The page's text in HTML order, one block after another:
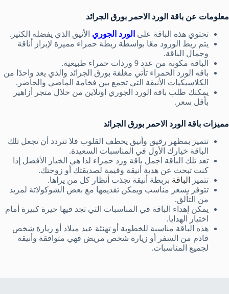
معلومات عن باقة الورد الاحمر بورق الجرائد
تحتوي هذه الباقة على الورد الجوري الأنيق الذي يفضله الكثير.
يتم ربط الورود معًا بواسطة ربطة حمراء مميزة لإبراز أناقة
وجمال الباقة.
الباقة مكونة من عدد 9 وردات حمراء طبيعية.
باقه الورد الحمراء تأتي مغلفة بورق الجرائد والذي يعد واحدًا من
الكلاسيكيات الأنيقة التي تجمع بين فخامة الماضي والحاضر.
يمكنك طلب باقة الورد الجوري اونلاين من خلال متجر أزاهير
بأقل سعر.
مميزات باقة الورد الاحمر بورق الجرائد
تتميز بمظهر رقيق وأنيق يخطف القلوب فلا تتردد أن تجعل تلك
الباقة خيارك الأول في المناسبات السعيدة.
تعد تلك الباقة اجمل باقة ورد حمراء لذا هي الخيار الأفضل إذا
كنت تبحث عن هدية أنيقة وقيمة لصديقتك أو زوجتك.
تتميز
الباقة بربطة أنيقة تجذب أنظار كل من يراها.
تتوفر بسعر مناسب ويمكن تقديمها مع بعض الشوكولاتة لمزيد
من التألق.
يمكن إهداء الباقة في المناسبات التي تجد فيها حيرة كبيرة أمام
اختيار الهدايا.
هذه الباقة مناسبة للخطوبة أو تهنئة عيد ميلاد أو زيارة شخص
قادم من السفر أو زيارة شخص مريض فهي متوافقة وأنيقة
لجميع المناسبات.